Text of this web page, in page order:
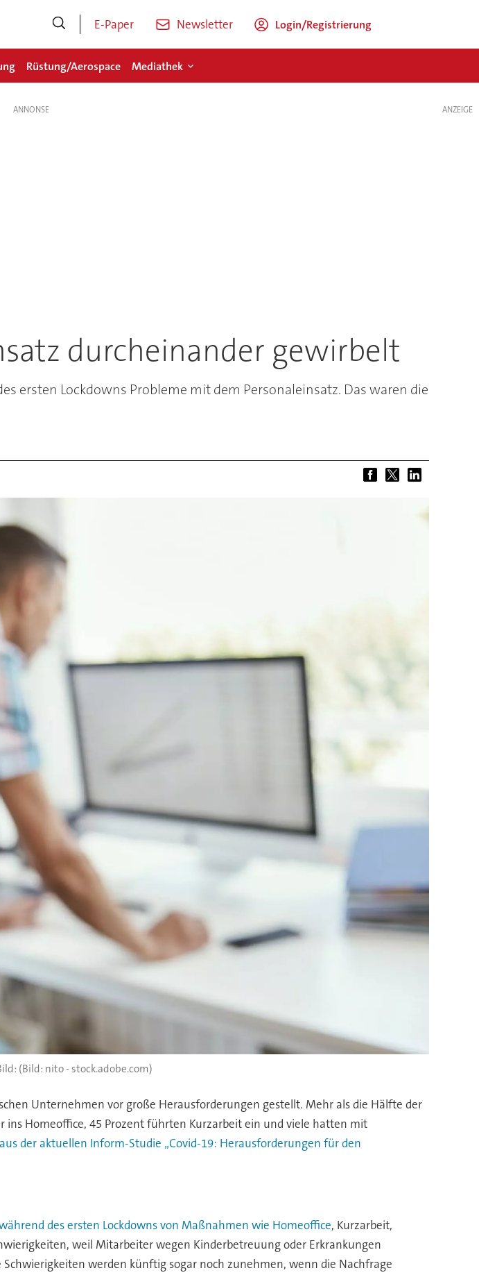
E-Paper Newsletter Login/Registrierung
Rüstung/Aerospace Mediathek
durcheinander gewirbelt
ersten Lockdowns Probleme mit dem Personaleinsatz. Das waren die
(Bild: nito - stock.adobe.com)
Unternehmen vor große Herausforderungen gestellt. Mehr als die Hälfte der
Homeoffice, 45 Prozent führten Kurzarbeit ein und viele hatten mit
der aktuellen Inform-Studie „Covid-19: Herausforderungen für den
des ersten Lockdowns von Maßnahmen wie Homeoffice, Kurzarbeit,
weil Mitarbeiter wegen Kinderbetreuung oder Erkrankungen
werden künftig sogar noch zunehmen, wenn die Nachfrage
ANZEIGE